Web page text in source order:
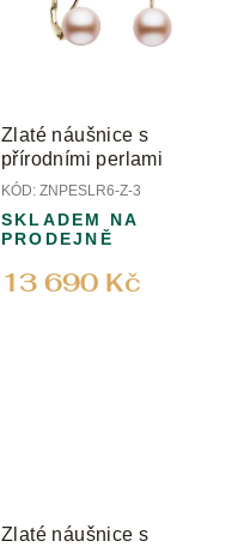
Zlaté náušnice s
přírodními perlami
KÓD: ZNPESLR6-Z-3
13 690 Kč
SKLADEM NA
PRODEJNĚ
Zlaté náušnice s